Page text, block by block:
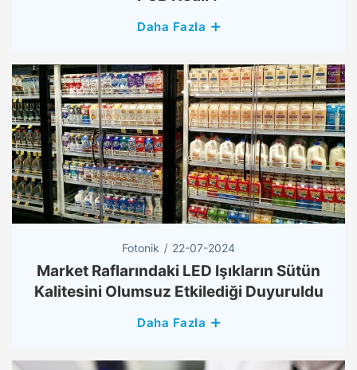
Daha Fazla
Fotonik 22-07-2024
Market Raflarındaki LED Işıkların Sütün
Kalitesini Olumsuz Etkilediği Duyuruldu
Daha Fazla